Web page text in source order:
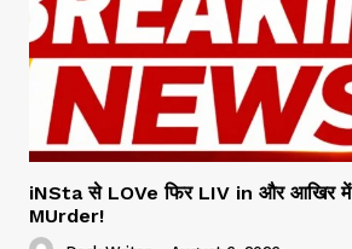
iNSta से LOVe फिर LIV in और आखिर में
MUrder!